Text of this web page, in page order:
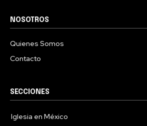
NOSOTROS
Quienes Somos
Contacto
SECCIONES
Iglesia en México